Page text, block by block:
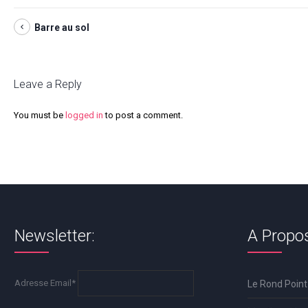
Barre au sol
Leave a Reply
You must be logged in to post a comment.
Newsletter:
Adresse Email*
A
Le Rond